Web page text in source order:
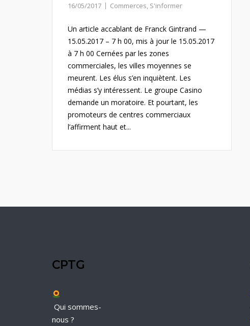
16/05/2017 Commerces, S'informer
Un article accablant de Franck Gintrand —
15.05.2017 – 7 h 00, mis à jour le 15.05.2017
à 7 h 00 Cernées par les zones
commerciales, les villes moyennes se
meurent. Les élus s’en inquiètent. Les
médias s’y intéressent. Le groupe Casino
demande un moratoire. Et pourtant, les
promoteurs de centres commerciaux
l’affirment haut et...
CPTG
Qui sommes-
nous ?